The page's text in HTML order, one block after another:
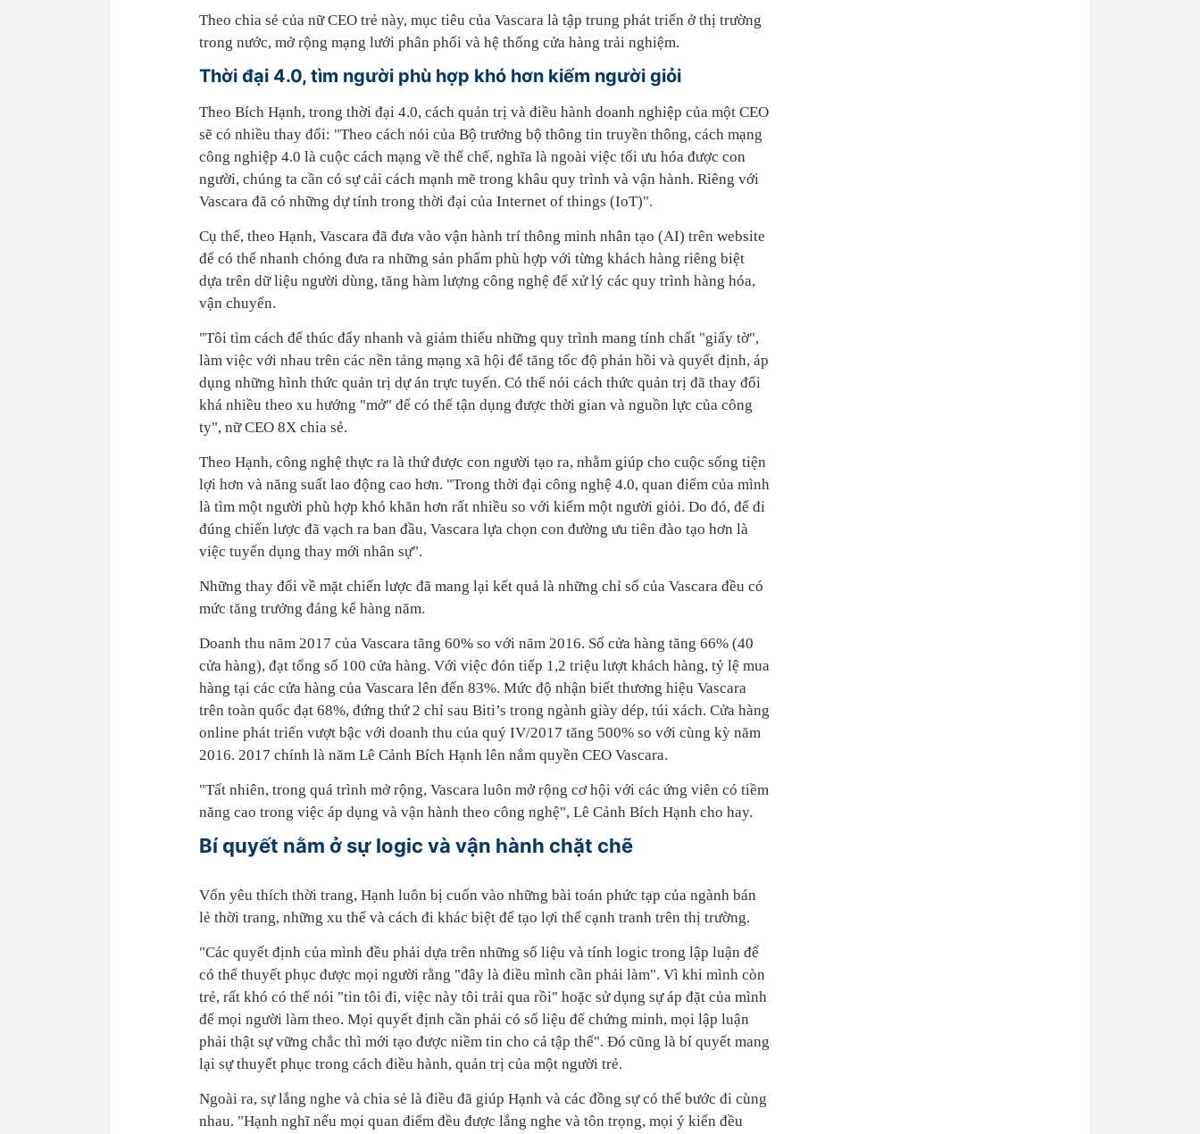
Theo chia sẻ của nữ CEO trẻ này, mục tiêu của Vascara là tập trung phát triển ở thị trường
trong nước, mở rộng mạng lưới phân phối và hệ thống cửa hàng trải nghiệm.
Thời đại 4.0, tìm người phù hợp khó hơn kiếm người giỏi
Theo Bích Hạnh, trong thời đại 4.0, cách quản trị và điều hành doanh nghiệp của một CEO
sẽ có nhiều thay đổi: "Theo cách nói của Bộ trưởng bộ thông tin truyền thông, cách mạng
công nghiệp 4.0 là cuộc cách mạng về thể chế, nghĩa là ngoài việc tối ưu hóa được con
người, chúng ta cần có sự cải cách mạnh mẽ trong khâu quy trình và vận hành. Riêng với
Vascara đã có những dự tính trong thời đại của Internet of things (IoT)".
Cụ thể, theo Hạnh, Vascara đã đưa vào vận hành trí thông minh nhân tạo (AI) trên website
để có thể nhanh chóng đưa ra những sản phẩm phù hợp với từng khách hàng riêng biệt
dựa trên dữ liệu người dùng, tăng hàm lượng công nghệ để xử lý các quy trình hàng hóa,
vận chuyển.
"Tôi tìm cách để thúc đẩy nhanh và giảm thiểu những quy trình mang tính chất "giấy tờ",
làm việc với nhau trên các nền tảng mạng xã hội để tăng tốc độ phản hồi và quyết định, áp
dụng những hình thức quản trị dự án trực tuyến. Có thể nói cách thức quản trị đã thay đổi
khá nhiều theo xu hướng "mở" để có thể tận dụng được thời gian và nguồn lực của công
ty", nữ CEO 8X chia sẻ.
Theo Hạnh, công nghệ thực ra là thứ được con người tạo ra, nhằm giúp cho cuộc sống tiện
lợi hơn và năng suất lao động cao hơn. "Trong thời đại công nghệ 4.0, quan điểm của mình
là tìm một người phù hợp khó khăn hơn rất nhiều so với kiếm một người giỏi. Do đó, để đi
đúng chiến lược đã vạch ra ban đầu, Vascara lựa chọn con đường ưu tiên đào tạo hơn là
việc tuyển dụng thay mới nhân sự".
Những thay đổi về mặt chiến lược đã mang lại kết quả là những chỉ số của Vascara đều có
mức tăng trưởng đáng kể hàng năm.
Doanh thu năm 2017 của Vascara tăng 60% so với năm 2016. Số cửa hàng tăng 66% (40
cửa hàng), đạt tổng số 100 cửa hàng. Với việc đón tiếp 1,2 triệu lượt khách hàng, tỷ lệ mua
hàng tại các cửa hàng của Vascara lên đến 83%. Mức độ nhận biết thương hiệu Vascara
trên toàn quốc đạt 68%, đứng thứ 2 chỉ sau Biti’s trong ngành giày dép, túi xách. Cửa hàng
online phát triển vượt bậc với doanh thu của quý IV/2017 tăng 500% so với cùng kỳ năm
2016. 2017 chính là năm Lê Cảnh Bích Hạnh lên nắm quyền CEO Vascara.
"Tất nhiên, trong quá trình mở rộng, Vascara luôn mở rộng cơ hội với các ứng viên có tiềm
năng cao trong việc áp dụng và vận hành theo công nghệ", Lê Cảnh Bích Hạnh cho hay.
Bí quyết nằm ở sự logic và vận hành chặt chẽ
Vốn yêu thích thời trang, Hạnh luôn bị cuốn vào những bài toán phức tạp của ngành bán
lẻ thời trang, những xu thế và cách đi khác biệt để tạo lợi thế cạnh tranh trên thị trường.
"Các quyết định của mình đều phải dựa trên những số liệu và tính logic trong lập luận để
có thể thuyết phục được mọi người rằng "đây là điều mình cần phải làm". Vì khi mình còn
trẻ, rất khó có thể nói "tin tôi đi, việc này tôi trải qua rồi" hoặc sử dụng sự áp đặt của mình
để mọi người làm theo. Mọi quyết định cần phải có số liệu để chứng minh, mọi lập luận
phải thật sự vững chắc thì mới tạo được niềm tin cho cả tập thể". Đó cũng là bí quyết mang
lại sự thuyết phục trong cách điều hành, quản trị của một người trẻ.
Ngoài ra, sự lắng nghe và chia sẻ là điều đã giúp Hạnh và các đồng sự có thể bước đi cùng
nhau. "Hạnh nghĩ nếu mọi quan điểm đều được lắng nghe và tôn trọng, mọi ý kiến đều